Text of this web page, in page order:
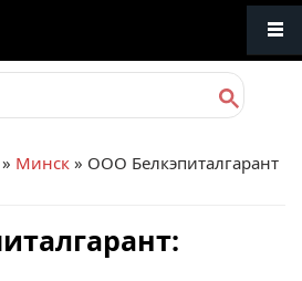
» Минск » ООО Белкэпиталгарант